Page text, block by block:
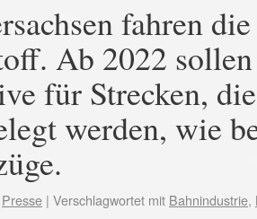
fahren
Ab 2022
für Strecken,
werden, wie
Presse | Verschlagwortet mit Bahnindustrie,